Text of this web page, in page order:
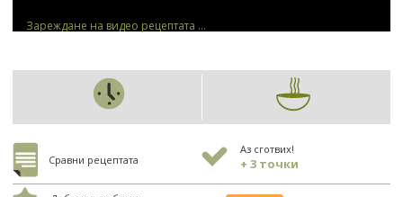
Зареждане на видео рецептата ...
Сравни рецептата
Аз сготвих!
+ 3 точки